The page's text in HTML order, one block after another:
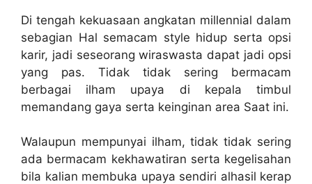
Di tengah kekuasaan angkatan millennial dalam
sebagian Hal semacam style hidup serta opsi
karir, jadi seseorang wiraswasta dapat jadi opsi
yang pas. Tidak tidak sering bermacam
berbagai ilham upaya di kepala timbul
memandang gaya serta keinginan area Saat ini.
Walaupun mempunyai ilham, tidak tidak sering
ada bermacam kekhawatiran serta kegelisahan
bila kalian membuka upaya sendiri alhasil kerap